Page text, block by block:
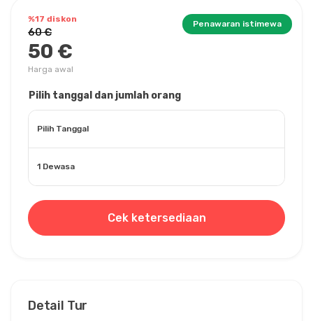
Penawaran istimewa
%17 diskon
60 €
50 €
Harga awal
Pilih tanggal dan jumlah orang
Pilih Tanggal
1 Dewasa
Cek ketersediaan
Detail Tur